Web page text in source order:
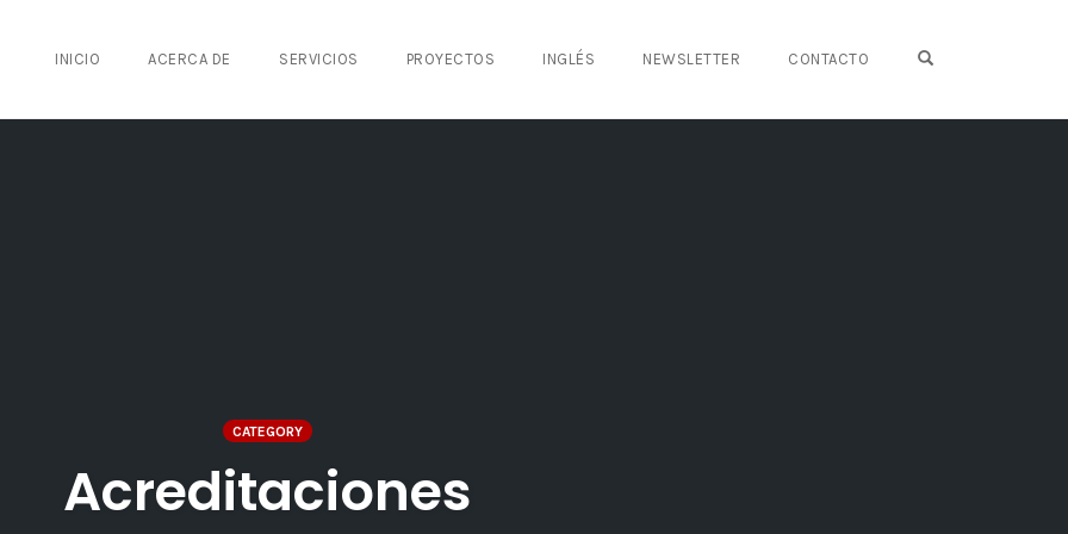
INICIO ACERCA DE SERVICIOS PROYECTOS INGLÉS NEWSLETTER CONTACTO
CATEGORY
Acreditaciones